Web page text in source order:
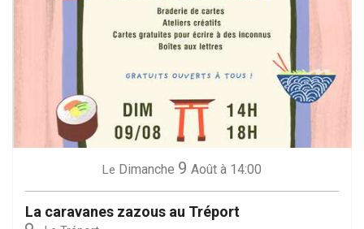
Le Dimanche 9 Août à 14:00
La caravanes zazous au Tréport